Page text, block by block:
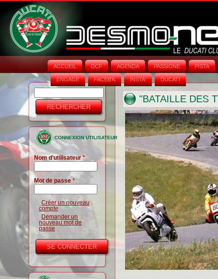
ACCUEIL DCF AGENDA PASSIONE PISTA
ENGAGE FACEB'K INSTA‘ DUCATI
Formulaire
de
recherche
CONNEXION UTILISATEUR
Nom d'utilisateur*
Mot de passe *
Créer un nouveau
compte
Demander un
nouveau mot de
passe
"BATAILLE DES